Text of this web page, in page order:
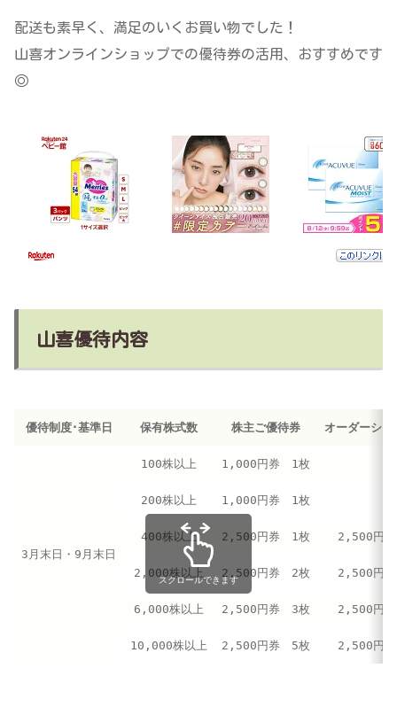
配送も素早く、満足のいくお買い物でした！
山喜オンラインショップでの優待券の活用、おすすめです
◎
山喜優待内容
優待制度･基準日 保有株式数 株主ご優待券 オーダーシャ
3月末日・9月末日
100株以上 1,000円券 1枚
200株以上 1,000円券 1枚
400株以上 2,500円券 1枚 2,500円
2,000株以上 2,500円券 2枚 2,500円
6,000株以上 2,500円券 3枚 2,500円
10,000株以上 2,500円券 5枚 2,500円
スクロールできます